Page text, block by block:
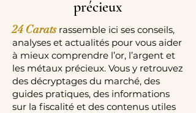
précieux
24 Caratsrassemble ici ses conseils,
analyses et actualités pour vous aider
à mieux comprendre l’or, l’argent et
les métaux précieux. Vous y retrouvez
des décryptages du marché, des
guides pratiques, des informations
sur la fiscalité et des contenus utiles